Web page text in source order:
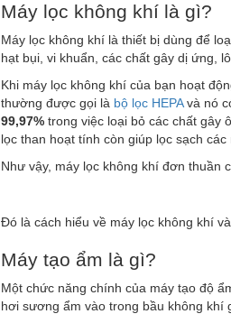
Máy lọc không khí là gì?
Máy lọc không khí là thiết bị dùng để
hạt bụi, vi khuẩn, các chất gây dị ứng,
Khi máy lọc không khí của bạn hoạt
thường được gọi là bộ lọc HEPAvà nó
99,97% trong việc loại bỏ các chất gây
lọc than hoạt tính còn giúp lọc sạch
Như vậy, máy lọc không khí đơn thuần
Đó là cách hiểu về máy lọc không khí
Máy tạo ẩm là gì?
Một chức năng chính của máy tạo độ
hơi sương ẩm vào trong bầu không khí